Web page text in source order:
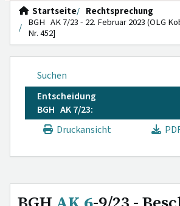
Startseite
Rechtsprechung
BGH AK 7/23 - 22. Februar 2023 (OLG
Nr. 452]
Suchen
Entscheidung
BGH AK 7/23:
Druckansicht